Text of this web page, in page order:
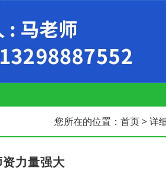
您所在的位置： 首页> 详
力量强大